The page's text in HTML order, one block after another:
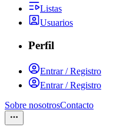
Listas
Usuarios
Perfil
Entrar / Registro
Entrar / Registro
Sobre nosotrosContacto